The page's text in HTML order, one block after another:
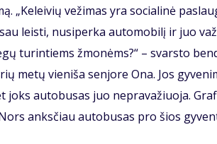
„Ke­lei­vių ve­ži­mas yra so­cia­li­nė
leis­ti, nu­si­per­ka au­to­mo­bi­lį ir juo
tu­rin­tiems žmo­nėms?“ – svars­to
me­tų vie­ni­ša sen­jo­re Ona. Jos
au­to­bu­sas juo ne­pra­va­žiuo­ja.
anks­čiau au­to­bu­sas pro šios